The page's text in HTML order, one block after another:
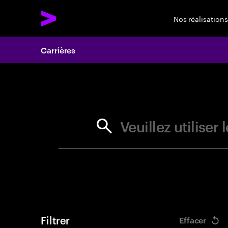
Nos réalisations
Carrières
Veuillez utiliser
Filtrer Effacer